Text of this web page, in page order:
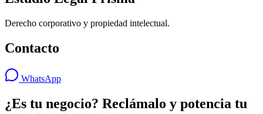
Derecho corporativo y propiedad intelectual.
Contacto
WhatsApp
¿Es tu negocio? Reclámalo y potencia tu